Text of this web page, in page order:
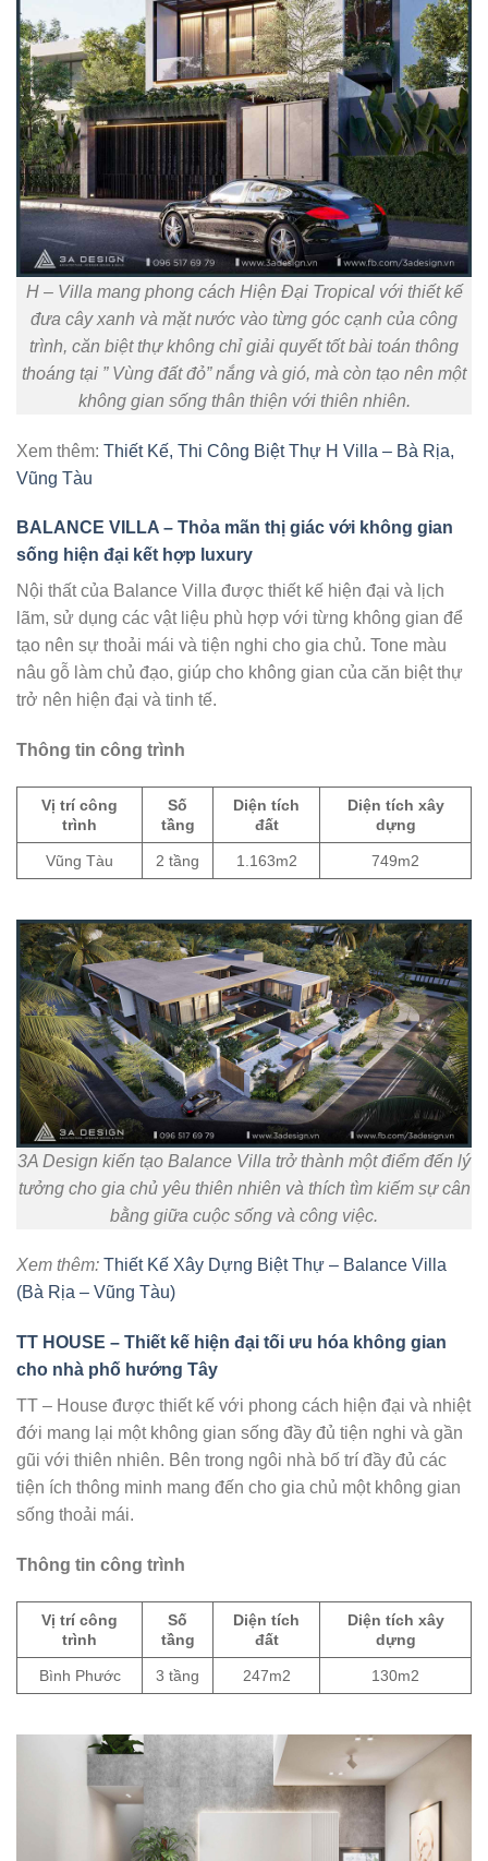
H – Villa mang phong cách Hiện Đại Tropical với thiết kế
đưa cây xanh và mặt nước vào từng góc cạnh của công
trình, căn biệt thự không chỉ giải quyết tốt bài toán thông
thoáng tại ” Vùng đất đỏ” nắng và gió, mà còn tạo nên một
không gian sống thân thiện với thiên nhiên.
Xem thêm: Thiết Kế, Thi Công Biệt Thự H Villa – Bà Rịa,
Vũng Tàu
BALANCE VILLA – Thỏa mãn thị giác với không gian
sống hiện đại kết hợp luxury
Nội thất của Balance Villa được thiết kế hiện đại và lịch
lãm, sử dụng các vật liệu phù hợp với từng không gian để
tạo nên sự thoải mái và tiện nghi cho gia chủ. Tone màu
nâu gỗ làm chủ đạo, giúp cho không gian của căn biệt thự
trở nên hiện đại và tinh tế.
Thông tin công trình
Vị trí công
trình
Số
tầng
Diện tích
đất
Diện tích xây
dựng
Vũng Tàu 2 tầng 1.163m2 749m2
3A Design kiến tạo Balance Villa trở thành một điểm đến lý
tưởng cho gia chủ yêu thiên nhiên và thích tìm kiếm sự cân
bằng giữa cuộc sống và công việc.
Xem thêm: Thiết Kế Xây Dựng Biệt Thự – Balance Villa
(Bà Rịa – Vũng Tàu)
TT HOUSE – Thiết kế hiện đại tối ưu hóa không gian
cho nhà phố hướng Tây
TT – House được thiết kế với phong cách hiện đại và nhiệt
đới mang lại một không gian sống đầy đủ tiện nghi và gần
gũi với thiên nhiên. Bên trong ngôi nhà bố trí đầy đủ các
tiện ích thông minh mang đến cho gia chủ một không gian
sống thoải mái.
Thông tin công trình
Vị trí công
trình
Số
tầng
Diện tích
đất
Diện tích xây
dựng
Bình Phước 3 tầng 247m2 130m2